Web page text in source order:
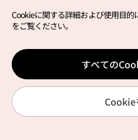
Copyright (c) Korea Tourism
サイトエラー報告公式メール
japanese@knto.or.kr
Cookieに関する詳細および使用目的
をご覧ください。
すべての
Cookie